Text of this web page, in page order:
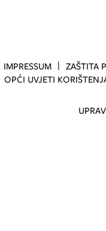
IMPRESSUM ZAŠTITA
OPĆI UVJETI